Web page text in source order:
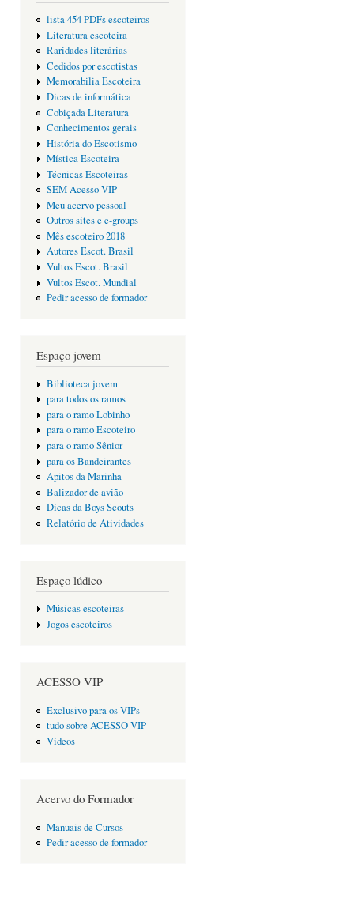
lista 454 PDFs escoteiros
Literatura escoteira
Raridades literárias
Cedidos por escotistas
Memorabilia Escoteira
Dicas de informática
Cobiçada Literatura
Conhecimentos gerais
História do Escotismo
Mística Escoteira
Técnicas Escoteiras
SEM Acesso VIP
Meu acervo pessoal
Outros sites e e-groups
Mês escoteiro 2018
Autores Escot. Brasil
Vultos Escot. Brasil
Vultos Escot. Mundial
Pedir acesso de formador
Espaço jovem
Biblioteca jovem
para todos os ramos
para o ramo Lobinho
para o ramo Escoteiro
para o ramo Sênior
para os Bandeirantes
Apitos da Marinha
Balizador de avião
Dicas da Boys Scouts
Relatório de Atividades
Espaço lúdico
Músicas escoteiras
Jogos escoteiros
ACESSO VIP
Exclusivo para os VIPs
tudo sobre ACESSO VIP
Vídeos
Acervo do Formador
Manuais de Cursos
Pedir acesso de formador